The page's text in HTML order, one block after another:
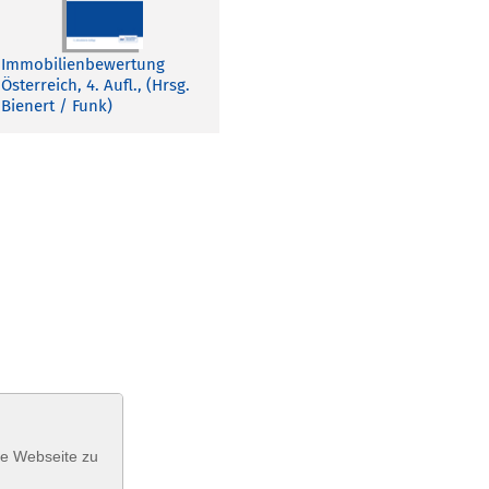
Immobilienbewertung
Österreich, 4. Aufl., (Hrsg.
Bienert / Funk)
Webseite zu